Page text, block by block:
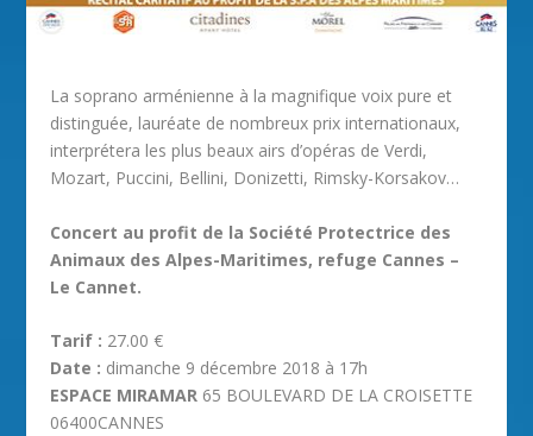
La soprano arménienne à la magnifique voix pure et
distinguée, lauréate de nombreux prix internationaux,
interprétera les plus beaux airs d’opéras de Verdi,
Mozart, Puccini, Bellini, Donizetti, Rimsky-Korsakov…
Concert au profit de la Société Protectrice des
Animaux des Alpes-Maritimes, refuge Cannes –
Le Cannet.
Tarif : 27.00 €
Date : dimanche 9 décembre 2018 à 17h
ESPACE MIRAMAR 65 BOULEVARD DE LA CROISETTE
06400CANNES